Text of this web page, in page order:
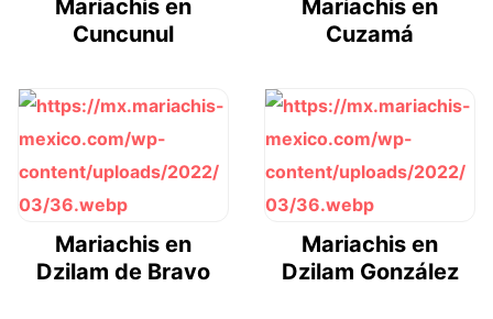
Mariachis en
Cuncunul
Mariachis en
Cuzamá
Mariachis en
Dzilam de Bravo
Mariachis en
Dzilam González